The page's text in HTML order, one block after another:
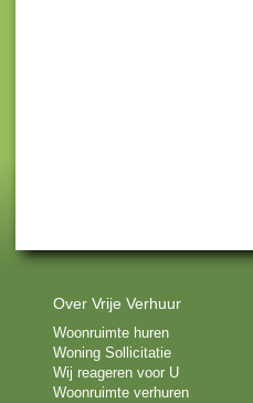
Over Vrije Verhuur
Woonruimte huren
Woning Sollicitatie
Wij reageren voor U
Woonruimte verhuren